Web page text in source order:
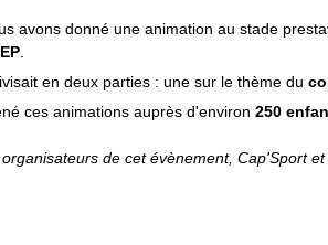
avons donné une animation au stade
en deux parties : une sur le thème du
ces animations auprès d'environ250
de cet évènement, Cap'Sport